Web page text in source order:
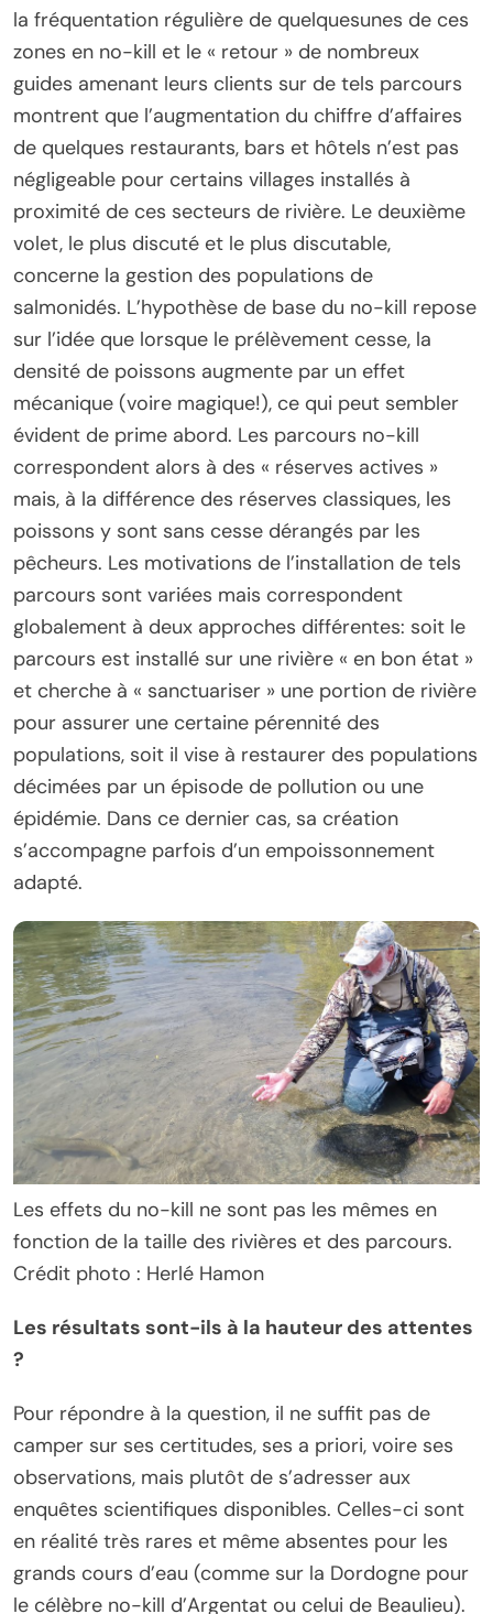
la fréquentation régulière de quelquesunes de ces
zones en no-kill et le « retour » de nombreux
guides amenant leurs clients sur de tels parcours
montrent que l’augmentation du chiffre d’affaires
de quelques restaurants, bars et hôtels n’est pas
négligeable pour certains villages installés à
proximité de ces secteurs de rivière. Le deuxième
volet, le plus discuté et le plus discutable,
concerne la gestion des populations de
salmonidés. L’hypothèse de base du no-kill repose
sur l’idée que lorsque le prélèvement cesse, la
densité de poissons augmente par un effet
mécanique (voire magique!), ce qui peut sembler
évident de prime abord. Les parcours no-kill
correspondent alors à des « réserves actives »
mais, à la différence des réserves classiques, les
poissons y sont sans cesse dérangés par les
pêcheurs. Les motivations de l’installation de tels
parcours sont variées mais correspondent
globalement à deux approches différentes: soit le
parcours est installé sur une rivière « en bon état »
et cherche à « sanctuariser » une portion de rivière
pour assurer une certaine pérennité des
populations, soit il vise à restaurer des populations
décimées par un épisode de pollution ou une
épidémie. Dans ce dernier cas, sa création
s’accompagne parfois d’un empoissonnement
adapté.
Les effets du no-kill ne sont pas les mêmes en
fonction de la taille des rivières et des parcours.
Crédit photo : Herlé Hamon
Les résultats sont-ils à la hauteur des attentes
?
Pour répondre à la question, il ne suffit pas de
camper sur ses certitudes, ses a priori, voire ses
observations, mais plutôt de s’adresser aux
enquêtes scientifiques disponibles. Celles-ci sont
en réalité très rares et même absentes pour les
grands cours d’eau (comme sur la Dordogne pour
le célèbre no-kill d’Argentat ou celui de Beaulieu).